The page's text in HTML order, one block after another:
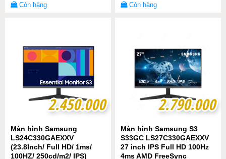
Còn hàng Còn hàng
2.450.000
2.450.000
Màn hình Samsung
LS24C330GAEXXV
(23.8Inch/ Full HD/ 1ms/
100HZ/ 250cd/m2/ IPS)
2.790.000
2.790.000
Màn hình Samsung S3
S33GC LS27C330GAEXXV
27 inch IPS Full HD 100Hz
4ms AMD FreeSync